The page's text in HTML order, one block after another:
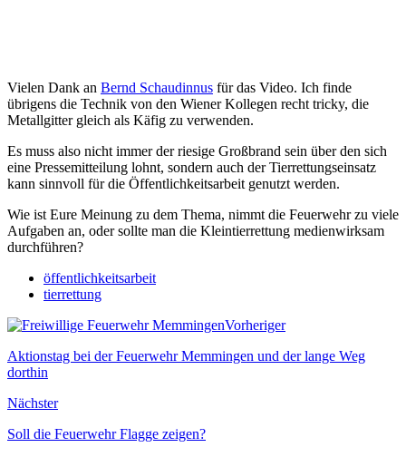
Vielen Dank an Bernd Schaudinnus für das Video. Ich finde
übrigens die Technik von den Wiener Kollegen recht tricky, die
Metallgitter gleich als Käfig zu verwenden.
Es muss also nicht immer der riesige Großbrand sein über den sich
eine Pressemitteilung lohnt, sondern auch der Tierrettungseinsatz
kann sinnvoll für die Öffentlichkeitsarbeit genutzt werden.
Wie ist Eure Meinung zu dem Thema, nimmt die Feuerwehr zu viele
Aufgaben an, oder sollte man die Kleintierrettung medienwirksam
durchführen?
öffentlichkeitsarbeit
tierrettung
Vorheriger
Aktionstag bei der Feuerwehr Memmingen und der lange Weg
dorthin
Nächster
Soll die Feuerwehr Flagge zeigen?